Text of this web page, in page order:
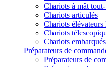
Chariots à mât
Chariots articulés
Chariots élévateurs
Chariots
Chariots embarqués
Préparateurs de
Préparateurs de